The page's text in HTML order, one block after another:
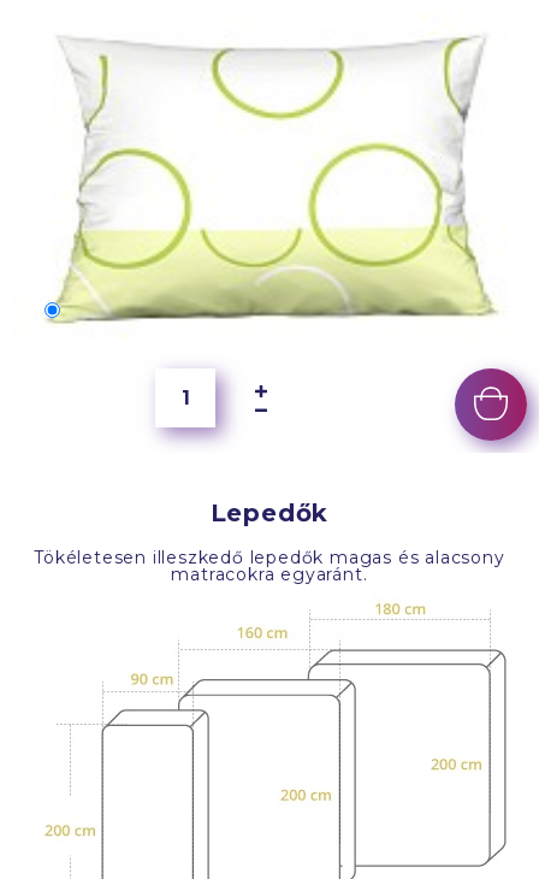
70x50 cm
Lepedők
Tökéletesen illeszkedő lepedők magas és alacsony
matracokra egyaránt.